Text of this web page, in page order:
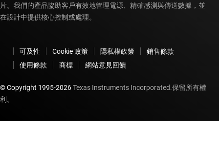
片。我們的產品協助客戶有效地管理電源、精確感測與傳送數據，並
在設計中提供核心控制或處理。
可及性 Cookie 政策 隱私權政策
銷售條款
使用條款
商標 網站意見回饋
© Copyright 1995-2026Texas Instruments Incorporated.保留所有權
利。